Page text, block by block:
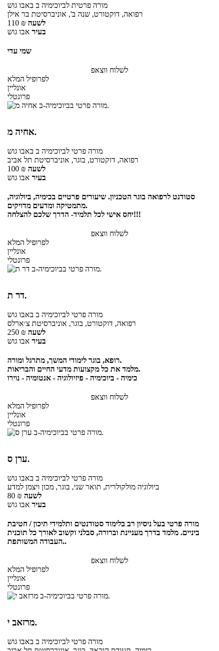
מורה פרטית לביוכימיה ב באבו גוש
רפואה, דוקטורט, שנה ב', אוניברסיטת בר אילן
110 ₪ לשעה
בעיר אבו גוש
שמי עדי
לשלוח ווצאפ
לפרופיל המלא
אונליין
פרונטלי
אחיה מ.
מורה פרטי לביוכימיה ב באבו גוש
רפואה, דוקטורט, בוגר, אוניברסיטת תל אביב
100 ₪ לשעה
בעיר אבו גוש
סטודנט לרפואה בוגר הטכניון. שיעורים פרטיים בכימיה, ביולוגיה,
מתמטיקה ומדעים מדויקים.
יחס אישי לכל תלמיד- הדרך שלכם להצלחה!!!
לשלוח ווצאפ
לפרופיל המלא
אונליין
פרונטלי
דר ת.
מורה פרטי לביוכימיה ב באבו גוש
רפואה, דוקטורט, בוגר, אוניברסיטת צ׳ארלס
250 ₪ לשעה
בעיר אבו גוש
רופא, בוגר לימודי המשך, מתרגל ומורה.
מלמד את כל מקצועות מדעי החיים והבריאות.
כימיה - ביוכימיה - פיזיולוגיה - אנטומיה - נוירו
לשלוח ווצאפ
לפרופיל המלא
אונליין
פרונטלי
ערן ס.
מורה פרטי לביוכימיה ב באבו גוש
ביולוגיה מולקולרית, תואר שני, בוגר, מכון ויצמן למדע
80 ₪ לשעה
בעיר אבו גוש
מורה פרטי בעל ניסיון רב בלימוד סטודנטים ותלמידי תיכון / חטיבת
ביניים. מלמד בדרך מעניינת וברורה, סבלני וקשוב לאורך כל תוכנית
העבודה המשותפת..
לשלוח ווצאפ
לפרופיל המלא
אונליין
פרונטלי
מרזאב י.
מורה פרטי לביוכימיה ב באבו גוש